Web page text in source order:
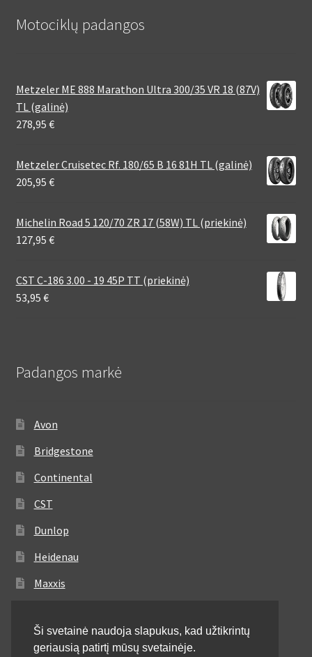
Motociklų padangos
Metzeler ME 888 Marathon Ultra 300/35 VR 18 (87V)
TL (galinė)
278,95 €
Metzeler Cruisetec Rf. 180/65 B 16 81H TL (galinė)
205,95 €
Michelin Road 5 120/70 ZR 17 (58W) TL (priekinė)
127,95 €
CST C-186 3.00 - 19 45P TT (priekinė)
53,95 €
Padangos markė
Avon
Bridgestone
Continental
CST
Dunlop
Heidenau
Maxxis
Michelin
Ši svetainė naudoja slapukus, kad užtikrintų
geriausią patirtį mūsų svetainėje.